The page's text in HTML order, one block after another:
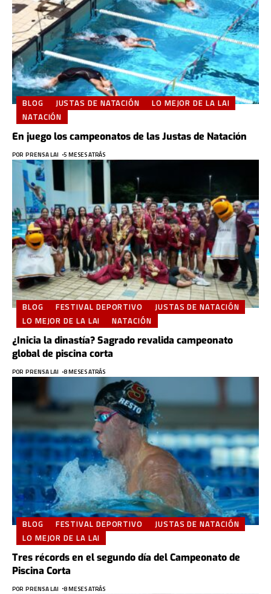
BLOG JUSTAS DE NATACIÓN
LO MEJOR DE LA LAI
NATACIÓN
En juego los campeonatos de las Justas de Natación
POR PRENSA LAI 5 MESES ATRÁS
BLOG FESTIVAL DEPORTIVO
JUSTAS DE NATACIÓN
LO MEJOR DE LA LAI
NATACIÓN
¿Inicia la dinastía? Sagrado revalida campeonato
global de piscina corta
POR PRENSA LAI 8 MESES ATRÁS
BLOG FESTIVAL DEPORTIVO
JUSTAS DE NATACIÓN
LO MEJOR DE LA LAI
Tres récords en el segundo día del Campeonato de
Piscina Corta
POR PRENSA LAI 8 MESES ATRÁS